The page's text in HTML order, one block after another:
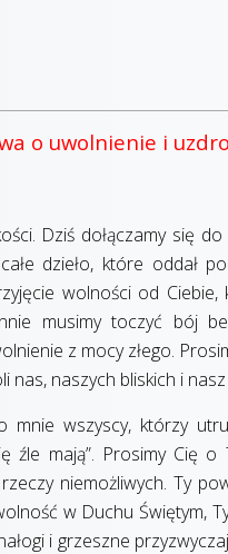
o uwolnienie i
Dziś dołączamy się
dzieło, które oddał
wolności od
musimy toczyć bój
z mocy złego.
nas, naszych bliskich i
mnie wszyscy, którzy
źle mają”. Prosimy Cię
niemożliwych. Ty
w Duchu Świętym,
i grzeszne